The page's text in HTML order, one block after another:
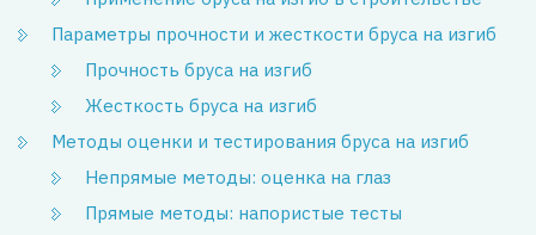
Параметры прочности и жесткости бруса на изгиб
Прочность бруса на изгиб
Жесткость бруса на изгиб
Методы оценки и тестирования бруса на изгиб
Непрямые методы: оценка на глаз
Прямые методы: напористые тесты